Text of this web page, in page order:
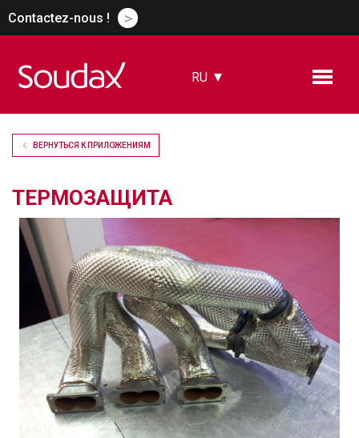
Contactez-nous ! >
RU
ВЕРНУТЬСЯ К ПРИЛОЖЕНИЯМ
TЕРМОЗАЩИТА